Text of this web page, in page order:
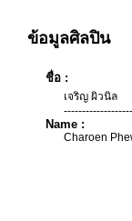
ข้อมูลศิลปิน
ชื่อ :
เจริญ ผิวนิล
Name :
Charoen